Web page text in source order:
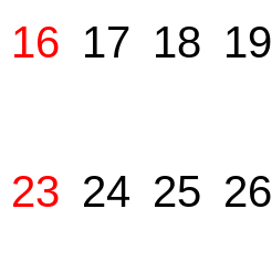
16 17 18 19
23 24 25 26